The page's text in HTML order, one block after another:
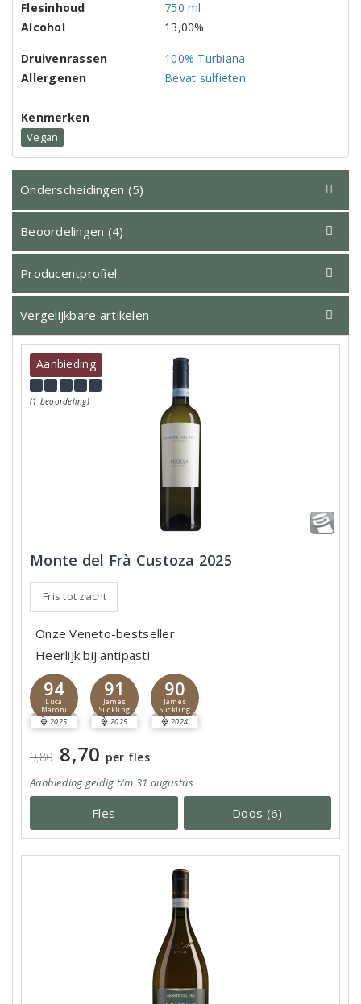
Flesinhoud
750 ml
Alcohol
13,00%
Druivenrassen
100% Turbiana
Allergenen
Bevat sulfieten
Kenmerken
Vegan
Onderscheidingen (5)
Beoordelingen (4)
Producentprofiel
Vergelijkbare artikelen
Aanbieding
(1 beoordeling)
Monte del Frà Custoza 2025
Fris tot zacht
Onze Veneto-bestseller
Heerlijk bij antipasti
94
Luca
Maroni
2025
91
James
Suckling
2025
90
James
Suckling
2024
9,80 8,70 per fles
Aanbieding geldig t/m 31 augustus
Fles Doos (6)